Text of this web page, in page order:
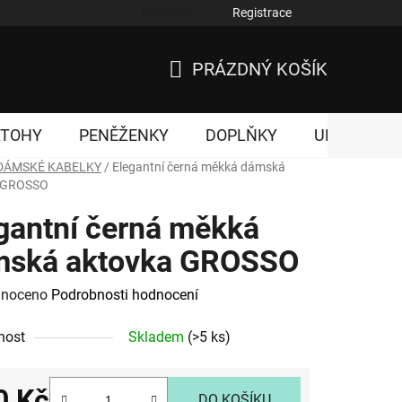
Registrace
KOŠÍK
PRÁZDNÝ KOŠÍK
PENĚŽENKY DOPLŇKY UNISEX
KABELKY / Elegantní černá měkká dámská
černá měkká
aktovka GROSSO
Podrobnosti hodnocení
Skladem (>5 ks)